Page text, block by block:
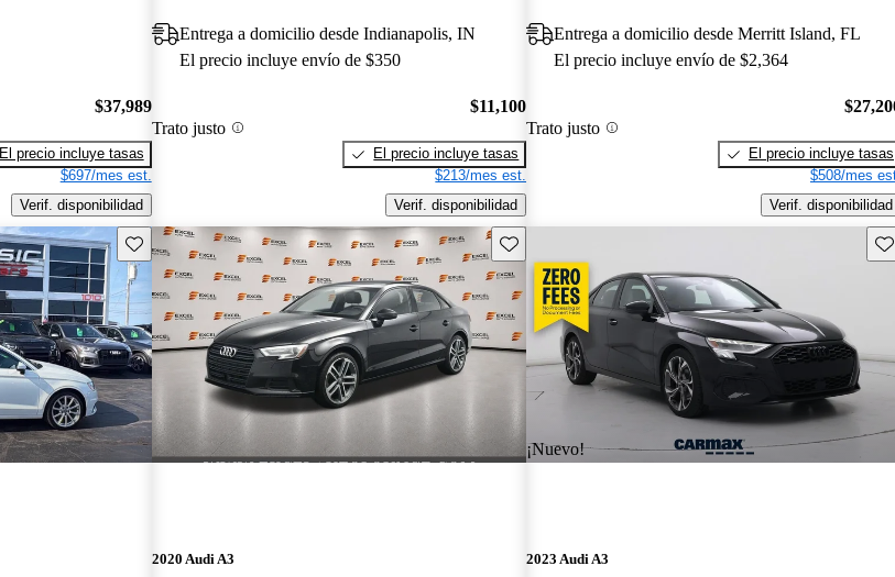
$37,989
El precio incluye tasas
$697/mes est.
Verif. disponibilidad
Entrega a domicilio desde Indianapolis, IN
El precio incluye envío de $350
Trato justo
$11,100
El precio incluye tasas
$213/mes est.
Verif. disponibilidad
Entrega a domicilio desde Merritt Island, FL
El precio incluye envío de $2,364
Trato justo
El precio incluye tasas
$508/mes
Verif. disponibilidad
Guarda este Aviso Guarda este Aviso
2020 Audi A3
¡Nuevo!
2023 Audi A3